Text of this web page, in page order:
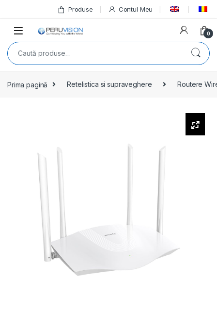
Produse Contul Meu
0
Prima pagină Retelistica si supraveghere Routere